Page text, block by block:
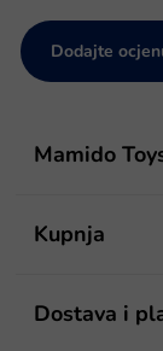
Dodajte
Mamido
Kupnja
Dostava i